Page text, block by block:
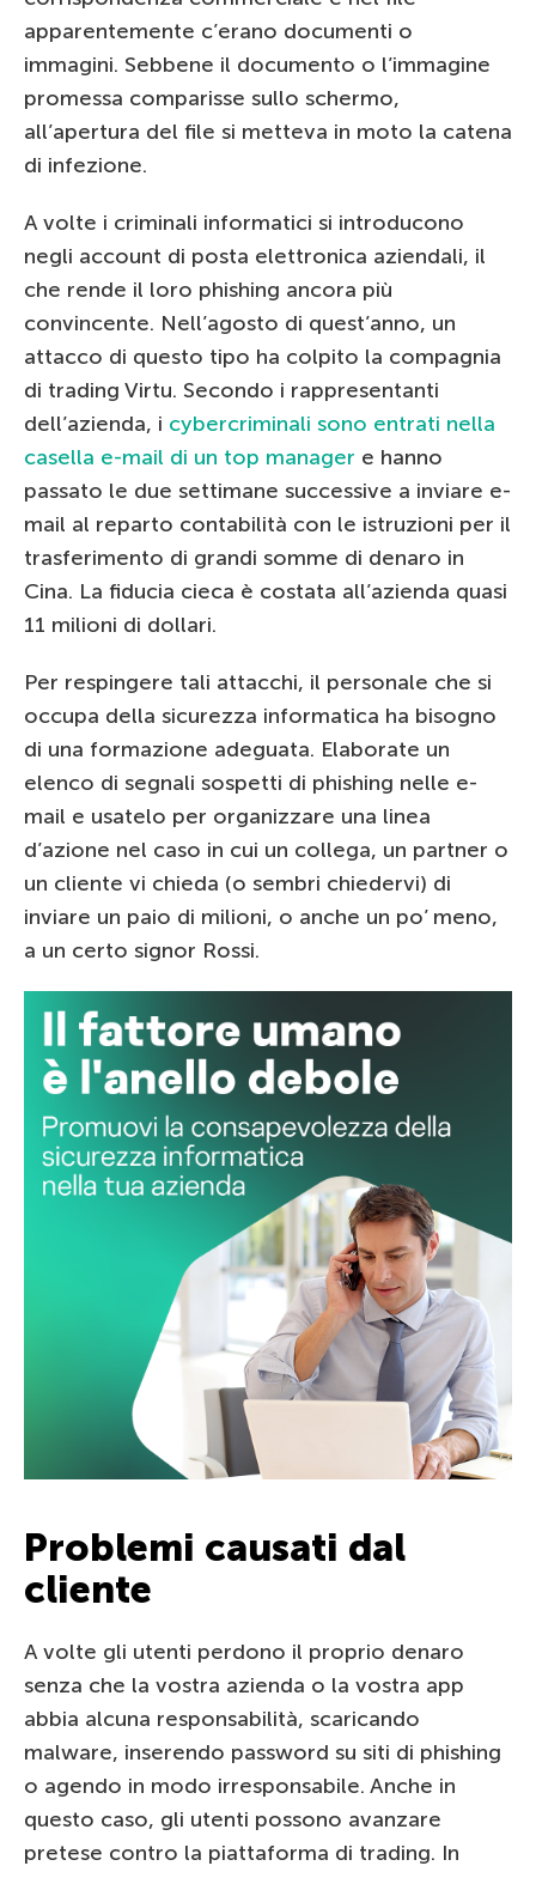
apparentemente c’erano documenti o
immagini. Sebbene il documento o l’immagine
promessa comparisse sullo schermo,
all’apertura del file si metteva in moto la catena
di infezione.
A volte i criminali informatici si introducono
negli account di posta elettronica aziendali, il
che rende il loro phishing ancora più
convincente. Nell’agosto di quest’anno, un
attacco di questo tipo ha colpito la compagnia
di trading Virtu. Secondo i rappresentanti
dell’azienda, i cybercriminali sono entrati nella
casella e-mail di un top manager e hanno
passato le due settimane successive a inviare e-
mail al reparto contabilità con le istruzioni per il
trasferimento di grandi somme di denaro in
Cina. La fiducia cieca è costata all’azienda quasi
11 milioni di dollari.
Per respingere tali attacchi, il personale che si
occupa della sicurezza informatica ha bisogno
di una formazione adeguata. Elaborate un
elenco di segnali sospetti di phishing nelle e-
mail e usatelo per organizzare una linea
d’azione nel caso in cui un collega, un partner o
un cliente vi chieda (o sembri chiedervi) di
inviare un paio di milioni, o anche un po’ meno,
a un certo signor Rossi.
Problemi causati dal
cliente
A volte gli utenti perdono il proprio denaro
senza che la vostra azienda o la vostra app
abbia alcuna responsabilità, scaricando
malware, inserendo password su siti di phishing
o agendo in modo irresponsabile. Anche in
questo caso, gli utenti possono avanzare
pretese contro la piattaforma di trading. In